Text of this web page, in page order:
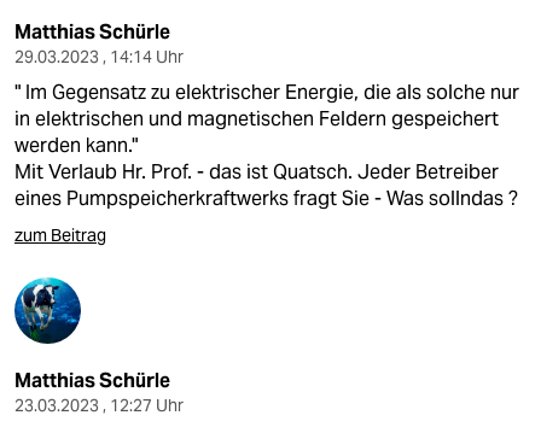
Matthias Schürle
29.03.2023 , 14:14 Uhr
" Im Gegensatz zu elektrischer Energie, die als solche nur
in elektrischen und magnetischen Feldern gespeichert
werden kann."
Mit Verlaub Hr. Prof. - das ist Quatsch. Jeder Betreiber
eines Pumpspeicherkraftwerks fragt Sie - Was sollndas ?
zum Beitrag
Matthias Schürle
23.03.2023 , 12:27 Uhr